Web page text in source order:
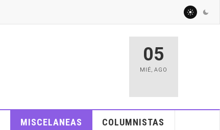
05
MIÉ, AGO
MISCELANEAS COLUMNISTAS